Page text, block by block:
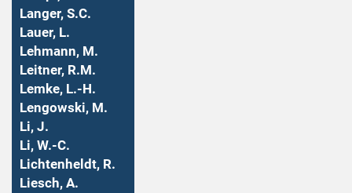
Langer, S.C.
Lauer, L.
Lehmann, M.
Leitner, R.M.
Lemke, L.-H.
Lengowski, M.
Li, J.
Li, W.-C.
Lichtenheldt, R.
Liesch, A.